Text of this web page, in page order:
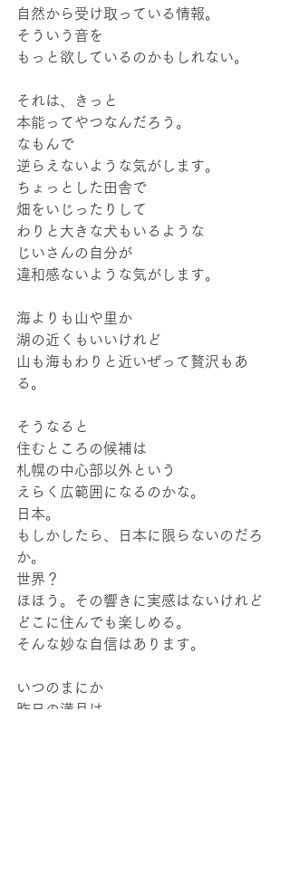
自然から受け取っている情報。
そういう音を
もっと欲しているのかもしれない。
それは、きっと
本能ってやつなんだろう。
なもんで
逆らえないような気がします。
ちょっとした田舎で
畑をいじったりして
わりと大きな犬もいるような
じいさんの自分が
違和感ないような気がします。
海よりも山や里か
湖の近くもいいけれど
山も海もわりと近いぜって贅沢もあ
る。
そうなると
住むところの候補は
札幌の中心部以外という
えらく広範囲になるのかな。
日本。
もしかしたら、日本に限らないのだろ
か。
世界？
ほほう。その響きに実感はないけれど
どこに住んでも楽しめる。
そんな妙な自信はあります。
いつのまにか
昨日の満月は